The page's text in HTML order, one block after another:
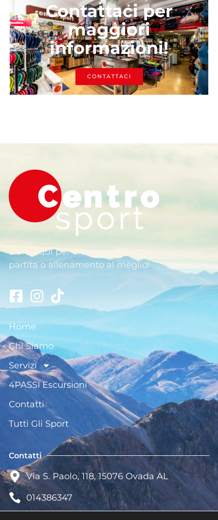
Contattaci per
maggiori
informazioni!
CONTATTACI
Siamo qui per aiutarti a fare ogni escursione,
partita o allenamento al meglio!
Home
Chi Siamo
Servizi
4PASSI Escursioni
Contatti
Tutti Gli Sport
Contatti
Via S. Paolo, 118, 15076 Ovada AL
014386347